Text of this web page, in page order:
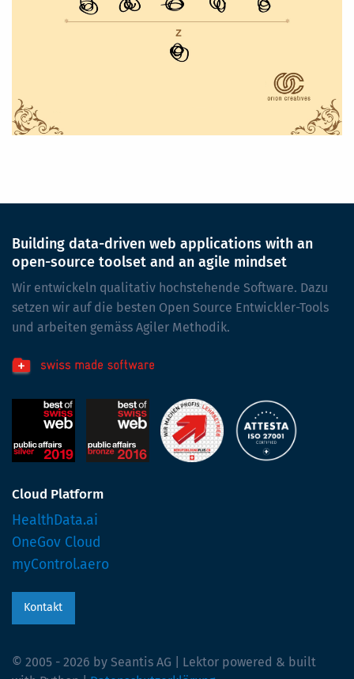
Building data-driven web applications with an
open-source toolset and an agile mindset
Wir entwickeln qualitativ hochstehende Software. Dazu
setzen wir auf die besten Open Source Entwickler-Tools
und arbeiten gemäss Agiler Methodik.
Cloud Platform
HealthData.ai
OneGov Cloud
myControl.aero
Kontakt
© 2005 - 2026 by Seantis AG | Lektor powered & built